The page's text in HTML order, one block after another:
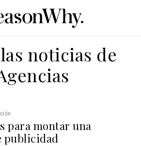
noticias de
para montar una
publicidad